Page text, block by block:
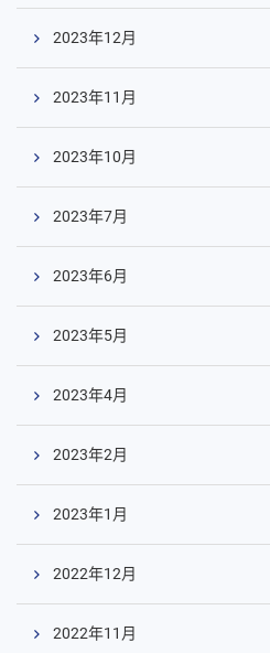
2023年12月
2023年11月
2023年10月
2023年7月
2023年6月
2023年5月
2023年4月
2023年2月
2023年1月
2022年12月
2022年11月